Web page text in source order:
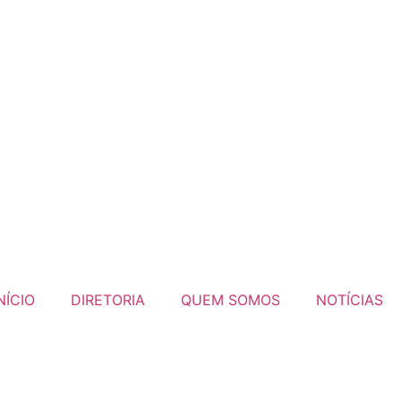
DIRETORIA QUEM SOMOS NOTÍCIAS